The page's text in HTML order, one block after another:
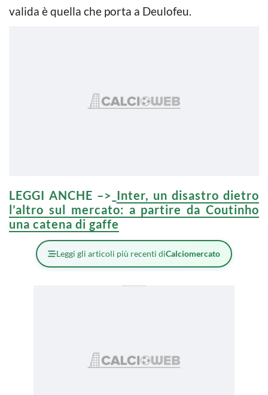
valida è quella che porta a Deulofeu.
LEGGI ANCHE –> Inter, un disastro dietro
l’altro sul mercato: a partire da Coutinho
una catena di gaffe
Leggi gli articoli più recenti diCalciomercato